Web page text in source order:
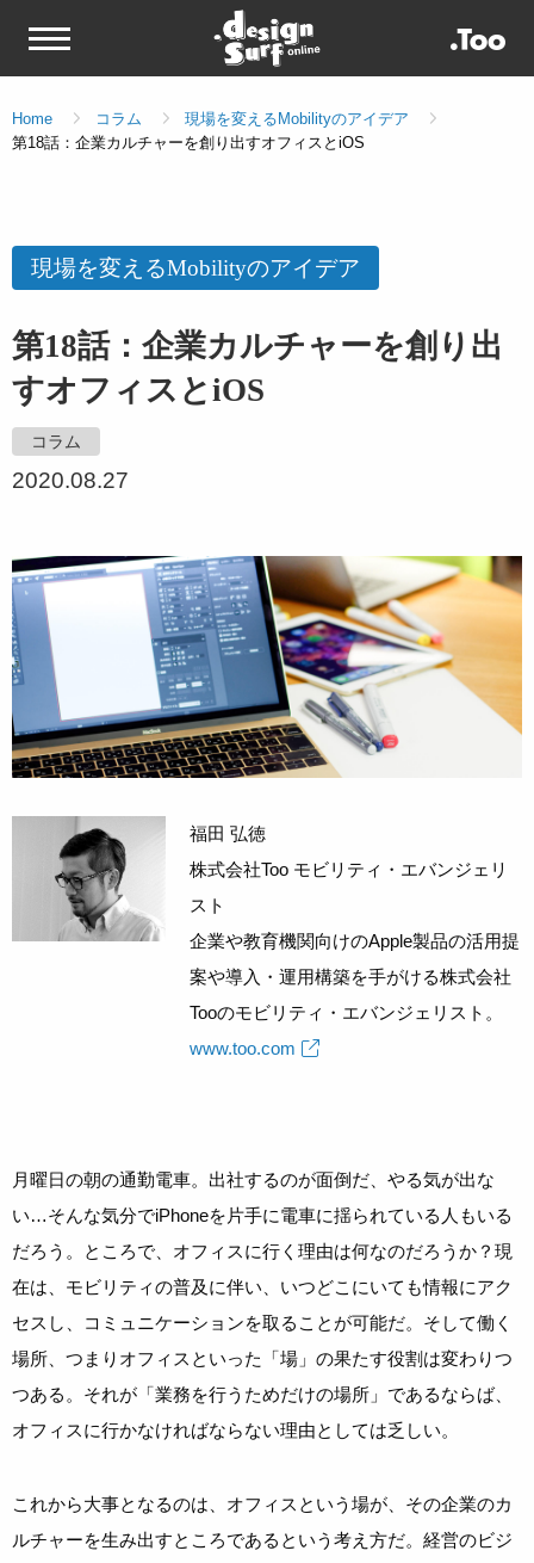
Home コラム
現場を変えるMobilityのアイデア
第18話：企業カルチャーを創り出すオフィスとiOS
現場を変えるMobilityのアイデア
第18話：企業カルチャーを創り出
すオフィスとiOS
コラム
2020.08.27
福田 弘徳
株式会社Too モビリティ・エバンジェリ
スト
企業や教育機関向けのApple製品の活用提
案や導入・運用構築を手がける株式会社
Tooのモビリティ・エバンジェリスト。
www.too.com
月曜日の朝の通勤電車。出社するのが面倒だ、やる気が出な
い…そんな気分でiPhoneを片手に電車に揺られている人もいる
だろう。ところで、オフィスに行く理由は何なのだろうか？現
在は、モビリティの普及に伴い、いつどこにいても情報にアク
セスし、コミュニケーションを取ることが可能だ。そして働く
場所、つまりオフィスといった「場」の果たす役割は変わりつ
つある。それが「業務を行うためだけの場所」であるならば、
オフィスに行かなければならない理由としては乏しい。
これから大事となるのは、オフィスという場が、その企業のカ
ルチャーを生み出すところであるという考え方だ。経営のビジ